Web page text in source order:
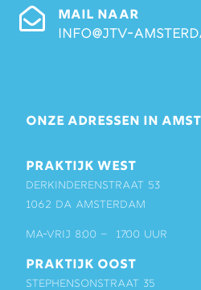
MAIL NAAR
info@jtv-
ONZE ADRESSEN IN
PRAKTIJK WEST
Derkinderenstraat 53
1062 DA Amsterdam
ma-vrij 8:00 – 17:00 uur
PRAKTIJK OOST
Stephensonstraat 35